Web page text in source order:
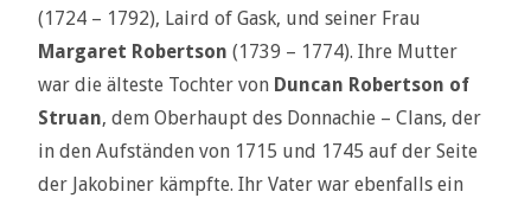
(1724 – 1792), Laird of Gask, und seiner Frau
Margaret Robertson (1739 – 1774). Ihre Mutter
war die älteste Tochter von Duncan Robertson of
Struan, dem Oberhaupt des Donnachie – Clans, der
in den Aufständen von 1715 und 1745 auf der Seite
der Jakobiner kämpfte. Ihr Vater war ebenfalls ein